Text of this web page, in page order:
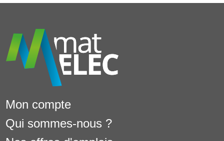
Mon compte
Qui sommes-nous ?